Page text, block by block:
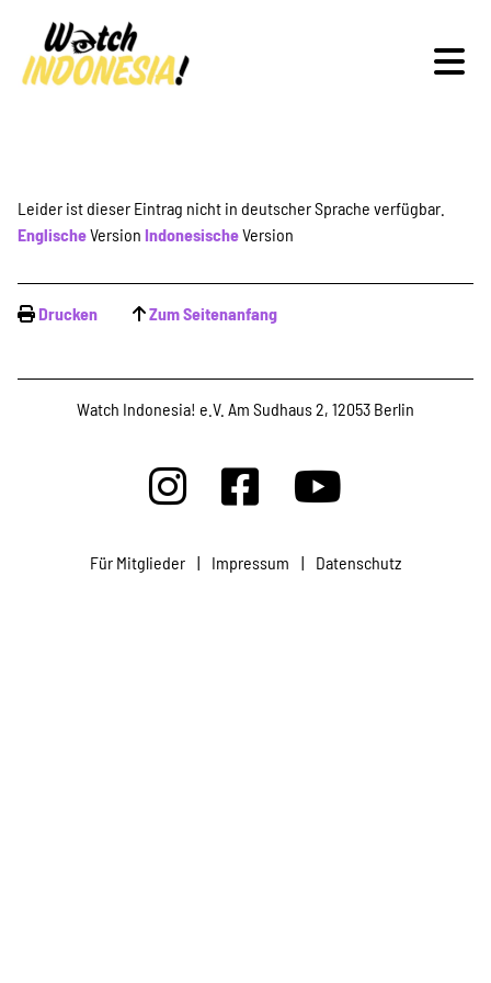
Schwerpunkte
Veranstaltungen
Publikationen
Projekte
Leider ist dieser Eintrag nicht in deutscher Sprache verfügbar.
EnglischeVersion IndonesischeVersion
Drucken Zum Seitenanfang
Watch Indonesia! e.V. Am Sudhaus 2, 12053 Berlin
Für Mitglieder | Impressum | Datenschutz